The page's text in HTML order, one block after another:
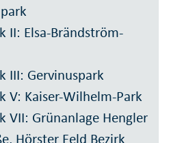
II: Elsa-Bränd­ström-
III: Gervinuspark
V: Kaiser-Wilhelm-Park
VII: Grün­anlage Hengler
Hörster Feld Bezirk